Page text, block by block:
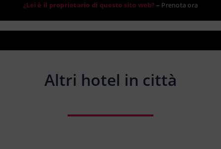
¿Lei è il proprietario di questo sito web? – Prenota ora
Altri hotel in città